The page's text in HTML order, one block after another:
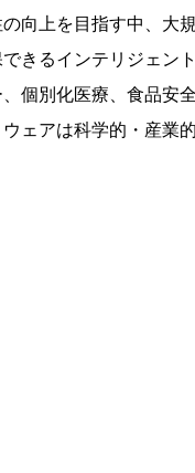
向上を目指す中、大
きるインテリジェン
個別化医療、食品安
ェアは科学的・産業